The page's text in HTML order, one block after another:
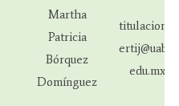
Martha
Patricia
Bórquez
Domínguez
titulacion.d
ertij@uabc.
edu.mx